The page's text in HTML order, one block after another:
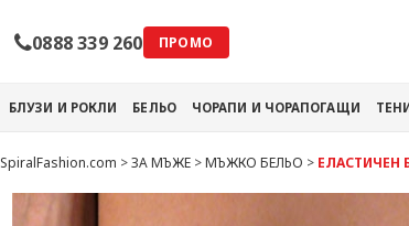
0888 339 260 ПРОМО
БЛУЗИ И РОКЛИ БЕЛЬО ЧОРАПИ И ЧОРАПОГАЩИ
SpiralFashion.com >ЗА МЪЖЕ >МЪЖКО БЕЛЬО > ЕЛАСТИЧЕН